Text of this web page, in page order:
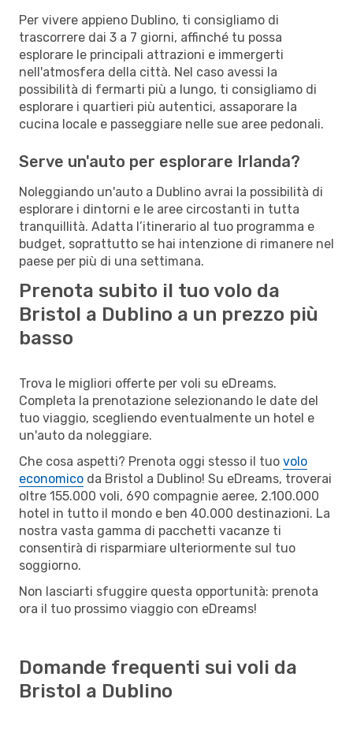
Per vivere appieno Dublino, ti consigliamo di
trascorrere dai 3 a 7 giorni, affinché tu possa
esplorare le principali attrazioni e immergerti
nell'atmosfera della città. Nel caso avessi la
possibilità di fermarti più a lungo, ti consigliamo di
esplorare i quartieri più autentici, assaporare la
cucina locale e passeggiare nelle sue aree pedonali.
Serve un'auto per esplorare Irlanda?
Noleggiando un'auto a Dublino avrai la possibilità di
esplorare i dintorni e le aree circostanti in tutta
tranquillità. Adatta l’itinerario al tuo programma e
budget, soprattutto se hai intenzione di rimanere nel
paese per più di una settimana.
Prenota subito il tuo volo da
Bristol a Dublino a un prezzo più
basso
Trova le migliori offerte per voli su eDreams.
Completa la prenotazione selezionando le date del
tuo viaggio, scegliendo eventualmente un hotel e
un'auto da noleggiare.
Che cosa aspetti? Prenota oggi stesso il tuo volo
economico da Bristol a Dublino! Su eDreams, troverai
oltre 155.000 voli, 690 compagnie aeree, 2.100.000
hotel in tutto il mondo e ben 40.000 destinazioni. La
nostra vasta gamma di pacchetti vacanze ti
consentirà di risparmiare ulteriormente sul tuo
soggiorno.
Non lasciarti sfuggire questa opportunità: prenota
ora il tuo prossimo viaggio con eDreams!
Domande frequenti sui voli da
Bristol a Dublino